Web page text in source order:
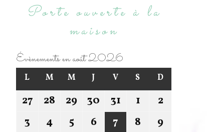
Porte ouverte à la
maison
Évènements en août 2026
L M M J V S D
27 28 29 30 31 1
2
3
4 5 6 7 8
9